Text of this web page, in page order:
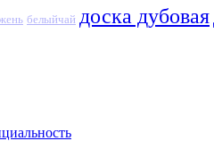
белыйчай доска дубовая